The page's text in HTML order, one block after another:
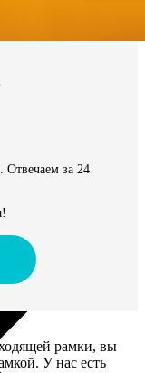
Отвечаем за 24
рамки, вы
У нас есть